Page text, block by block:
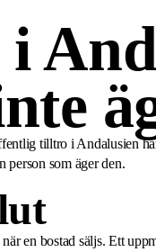
tilltro i Andalusien
person som äger den.
en bostad säljs. Ett